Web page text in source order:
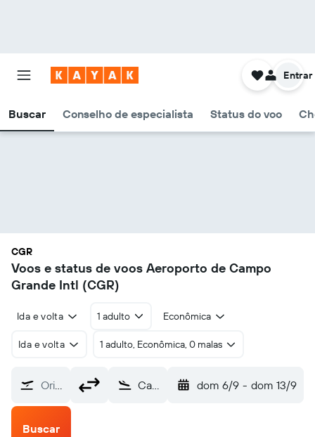
Buscar Conselho de especialista Status do voo
Entrar
CGR
Voos e status de voos Aeroporto de Campo
Grande Intl (CGR)
Ida e volta 1 adulto Econômica
Ida e volta 1 adulto, Econômica, 0 malas
Origem Campo Grande Intl (CGR) dom 6/9 - dom 13/9
Buscar